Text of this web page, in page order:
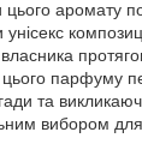
цього аромату
унісекс
цього парфуму
та
вибором